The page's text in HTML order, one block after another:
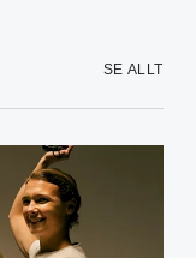
SE ALLT